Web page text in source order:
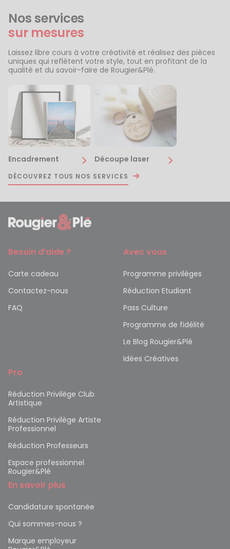
Nos services
sur mesures
Laissez libre cours à votre créativité et réalisez des pièces
uniques qui reflètent votre style, tout en profitant de la
qualité et du savoir-faire de Rougier&Plé.
Encadrement Découpe laser
DÉCOUVREZ TOUS NOS SERVICES
Besoin d’aide ?
Carte cadeau
Contactez-nous
FAQ
Avec vous
Programme privilèges
Réduction Etudiant
Pass Culture
Programme de fidélité
Le Blog Rougier&Plé
Idées Créatives
Pro
Réduction Privilège Club
Artistique
Réduction Privilège Artiste
Professionnel
Réduction Professeurs
Espace professionnel
Rougier&Plé
En savoir plus
Candidature spontanée
Qui sommes-nous ?
Marque employeur